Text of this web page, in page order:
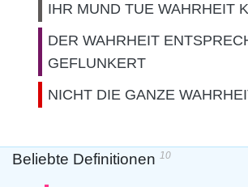
IHR MUND TUE WAHRHEIT
DER WAHRHEIT
GEFLUNKERT
NICHT DIE GANZE
Beliebte Definitionen 10